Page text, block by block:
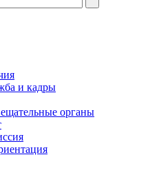
и кадры
органы